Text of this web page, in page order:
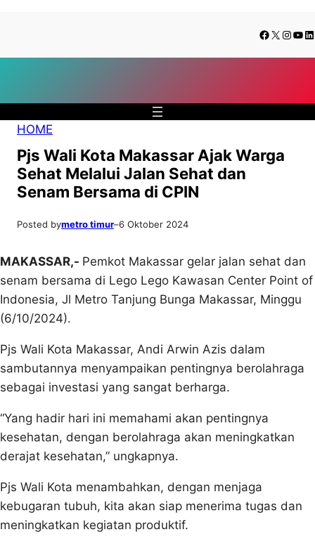
konten
content
Facebook
X
HOME
Pjs Wali Kota Makassar Ajak Warga
Sehat Melalui Jalan Sehat dan
Senam Bersama di CPIN
Posted bymetro timur–6 Oktober 2024
MAKASSAR,- Pemkot Makassar gelar jalan sehat dan
senam bersama di Lego Lego Kawasan Center Point of
Indonesia, Jl Metro Tanjung Bunga Makassar, Minggu
(6/10/2024).
Pjs Wali Kota Makassar, Andi Arwin Azis dalam
sambutannya menyampaikan pentingnya berolahraga
sebagai investasi yang sangat berharga.
“Yang hadir hari ini memahami akan pentingnya
kesehatan, dengan berolahraga akan meningkatkan
derajat kesehatan,” ungkapnya.
Pjs Wali Kota menambahkan, dengan menjaga
kebugaran tubuh, kita akan siap menerima tugas dan
meningkatkan kegiatan produktif.